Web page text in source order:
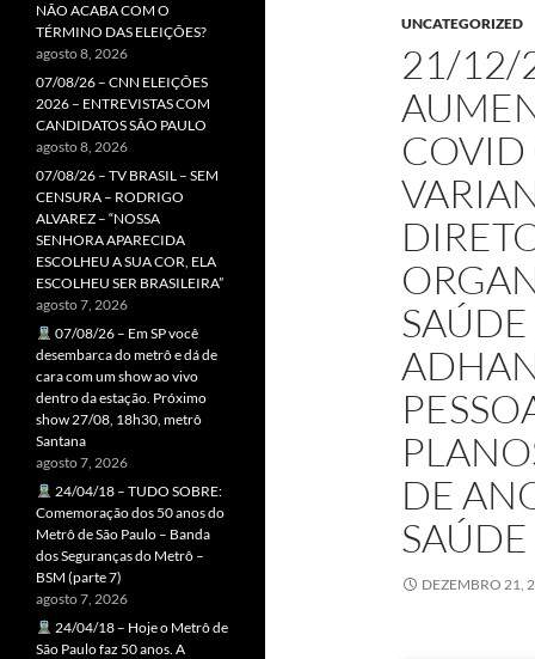
UNCATEGORIZED
21/12/
COVID
DE
DEZEMBRO 21,
NÃO ACABA COM O
TÉRMINO DAS ELEIÇÕES?
agosto 8, 2026
07/08/26 – CNN ELEIÇÕES
2026 – ENTREVISTAS COM
CANDIDATOS SÃO PAULO
agosto 8, 2026
07/08/26 – TV BRASIL – SEM
CENSURA – RODRIGO
ALVAREZ – “NOSSA
SENHORA APARECIDA
ESCOLHEU A SUA COR, ELA
ESCOLHEU SER BRASILEIRA”
agosto 7, 2026
07/08/26 – Em SP você
desembarca do metrô e dá de
cara com um show ao vivo
dentro da estação. Próximo
show 27/08, 18h30, metrô
Santana
agosto 7, 2026
24/04/18 – TUDO SOBRE:
Comemoração dos 50 anos do
Metrô de São Paulo – Banda
dos Seguranças do Metrô –
BSM (parte 7)
agosto 7, 2026
24/04/18 – Hoje o Metrô de
São Paulo faz 50 anos. A